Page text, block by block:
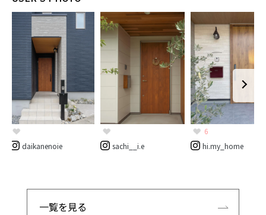
daikanenoie sachi__i.e
6
hi.my_home
一覧を見る